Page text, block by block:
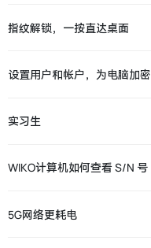
指纹解锁，一按直达桌面
设置用户和帐户，为电脑加密
实习生
WIKO计算机如何查看 S/N 号
5G网络更耗电